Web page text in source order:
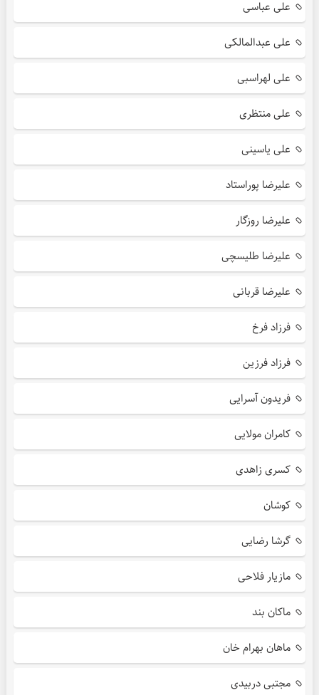
علی عباسی
علی عبدالمالکی
علی لهراسبی
علی منتظری
علی یاسینی
علیرضا پوراستاد
علیرضا روزگار
علیرضا طلیسچی
علیرضا قربانی
فرزاد فرخ
فرزاد فرزین
فریدون آسرایی
کامران مولایی
کسری زاهدی
کوشان
گرشا رضایی
مازیار فلاحی
ماکان بند
ماهان بهرام خان
مجتبی دربیدی